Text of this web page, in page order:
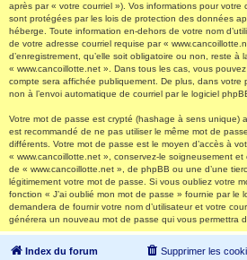
après par « votre courriel »). Vos informations pour votre
sont protégées par les lois de protection des données
héberge. Toute information en-dehors de votre nom
de votre adresse courriel requise par «
d’enregistrement, qu’elle soit obligatoire ou non, reste à
« www.cancoillotte.net ». Dans tous les cas, vous
compte sera affichée publiquement. De plus, dans votre
non à l’envoi automatique de courriel par le logiciel
Votre mot de passe est crypté (hashage à sens unique)
est recommandé de ne pas utiliser le même mot de
différents. Votre mot de passe est le moyen d’accès à
« www.cancoillotte.net », conservez-le soigneusement
de « www.cancoillotte.net », de phpBB ou une d’une
légitimement votre mot de passe. Si vous oubliez votre
fonction « J’ai oublié mon mot de passe » fournie par le
demandera de fournir votre nom d’utilisateur et votre
générera un nouveau mot de passe qui vous permettra
Index du forum Supprimer les